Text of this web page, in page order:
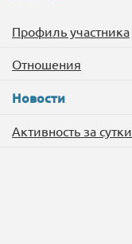
Профиль участника
Отношения
Новости
Активность за сутки